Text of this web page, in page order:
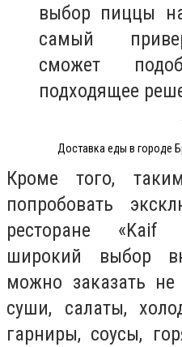
выбор пиццы
самый
сможет
подходящее
Доставка еды в городе
Кроме того,
попробовать
ресторане «Kaif
широкий выбор
можно заказать
суши, салаты,
гарниры, соусы,